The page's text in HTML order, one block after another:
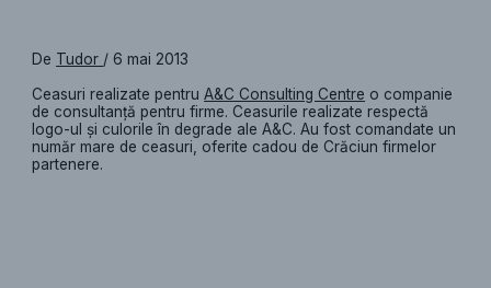
De Tudor / 6 mai 2013
Ceasuri realizate pentruA&C Consulting Centre o companie
de consultanță pentru firme. Ceasurile realizate respectă
logo-ul și culorile în degrade ale A&C. Au fost comandate un
număr mare de ceasuri, oferite cadou de Crăciun firmelor
partenere.